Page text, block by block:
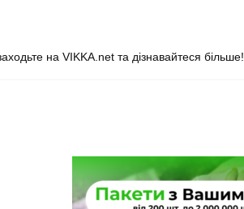
на VIKKA.net та дізнавайтеся більше!